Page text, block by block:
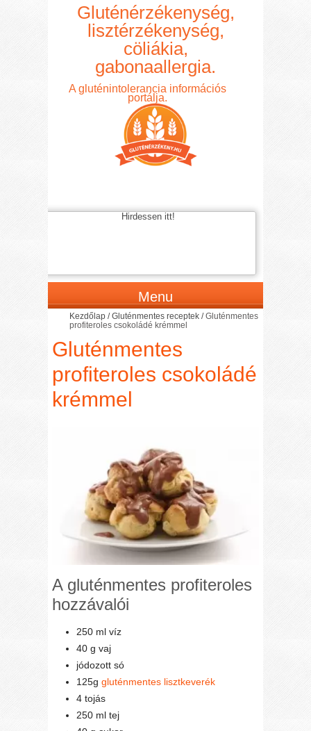
Gluténérzékenység,
lisztérzékenység,
cöliákia,
gabonaallergia.
A gluténintolerancia információs
portálja.
Hirdessen itt!
Menu
Kezdőlap /Gluténmentes receptek /Gluténmentes
profiteroles csokoládé krémmel
Gluténmentes
profiteroles csokoládé
krémmel
A gluténmentes profiteroles
hozzávalói
250 ml víz
40 g vaj
jódozott só
125ggluténmentes lisztkeverék
4 tojás
250 ml tej